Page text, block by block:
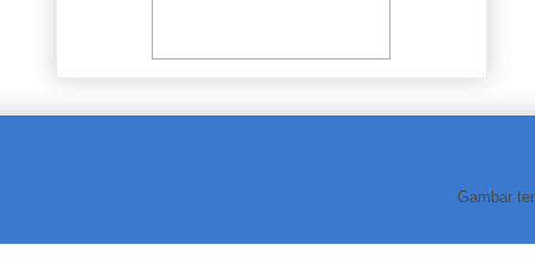
Gambar